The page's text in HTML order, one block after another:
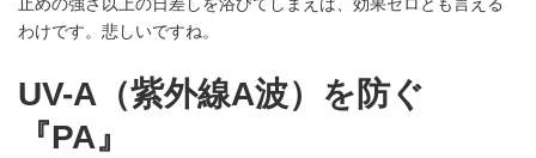
止めの強さ以上の日差しを浴びてしまえば、効果ゼロとも言える
わけです。悲しいですね。
UV-A（紫外線A波）を防ぐ
『PA』